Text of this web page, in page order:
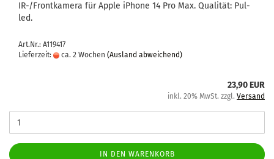
IR-/Front­ka­me­ra für Apple iPho­ne 14 Pro Max. Qua­li­tät: Pul­
led.
Art.Nr.: A119417
Lieferzeit:
ca. 2 Wochen (Ausland abweichend)
23,90 EUR
inkl. 20% MwSt. zzgl. Versand
IN DEN WARENKORB